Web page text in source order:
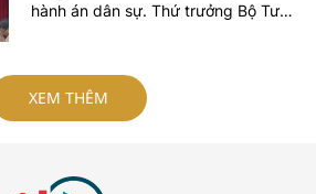
hành án dân sự. Thứ trưởng Bộ Tư
Hệ thống Thi hành án dân sự (Ban
Chỉ đạo).
XEM THÊM